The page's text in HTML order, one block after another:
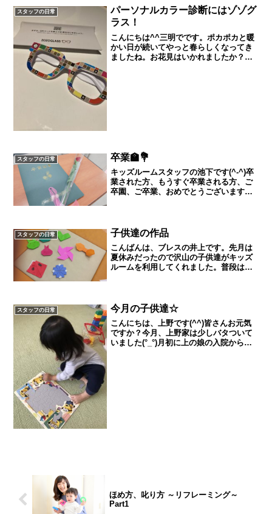
スタッフの日常
パーソナルカラー診断にはゾゾグ
ラス！
こんにちは^^三明でです。ポカポカと暖
かい日が続いてやっと春らしくなってき
ましたね。お花見はいかれましたか？ま
スタッフの日常 卒業🏫💐
キッズルームスタッフの池下です(^-^)卒
業された方、もうすぐ卒業される方、ご
卒園、ご卒業、おめでとうございます💐
後少しで受験という...
スタッフの日常 子供達の作品
こんばんは、ブレスの井上です。先月は
夏休みだったので沢山の子供達がキッズ
ルームを利用してくれました。普段はあ
す。小学生にもなってくる...
スタッフの日常 今月の子供達☆
こんにちは、上野です(^^)皆さんお元気
ですか？今月、上野家は少しバタついて
いました(°_°)月初に上の娘の入院から始
ほめ方、叱り方 ～リフレーミング～
Part1